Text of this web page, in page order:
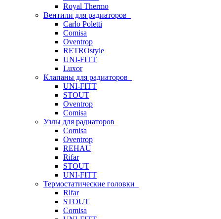
Royal Thermo
Вентили для радиаторов
Carlo Poletti
Comisa
Oventrop
RETROstyle
UNI-FITT
Luxor
Клапаны для радиаторов
UNI-FITT
STOUT
Oventrop
Comisa
Узлы для радиаторов
Comisa
Oventrop
REHAU
Rifar
STOUT
UNI-FITT
Термостатические головки
Rifar
STOUT
Comisa